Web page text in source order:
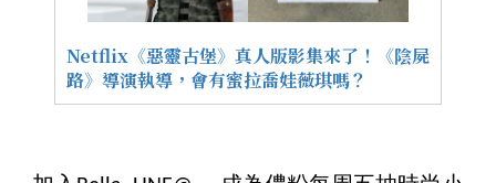
Netflix《惡靈古堡》真人版影集來了！《陰屍
路》導演執導，會有蜜拉喬娃薇琪嗎？